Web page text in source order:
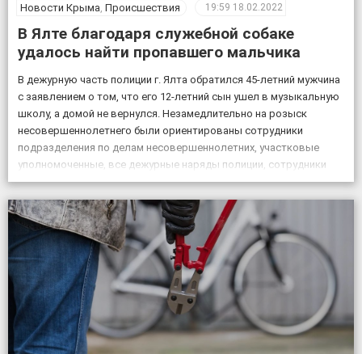
Новости Крыма Происшествия 19:59 18.02.2022
В Ялте благодаря служебной собаке
удалось найти пропавшего мальчика
В дежурную часть полиции г. Ялта обратился 45-летний мужчина
с заявлением о том, что его 12-летний сын ушел в музыкальную
школу, а домой не вернулся. Незамедлительно на розыск
несовершеннолетнего были ориентированы сотрудники
подразделения по делам несовершеннолетних, участковые
уполномоченные, все дежурные наряды полиции, сотрудники
патрульной постовой службы, ГИБДД, уголовного розыска.
Также к поисковым мероприятиям привлекли кинолога […]